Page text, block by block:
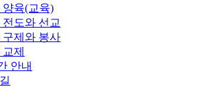
양육(교육)
전도와 선교
구제와 봉사
교제
안내